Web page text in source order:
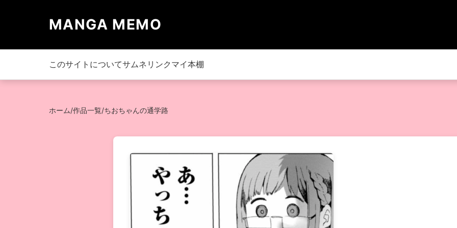
MANGA MEMO
このサイトについてサムネリンク マイ本棚
ホーム/作品一覧/ちおちゃんの通学路